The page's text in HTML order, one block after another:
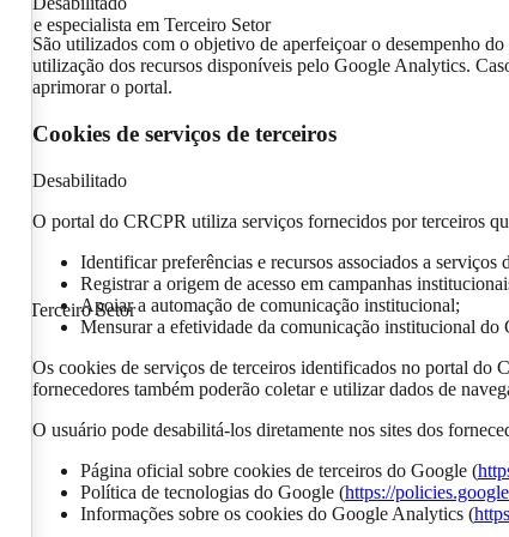
e especialista em Terceiro Setor
Terceiro Setor
São utilizados com o objetivo de aperfeiçoar o desempenho
utilização dos recursos disponíveis pelo Google Analytics.
aprimorar o portal.
Cookies de serviços de terceiros
Desabilitado
O portal do CRCPR utiliza serviços fornecidos por terceiros
Identificar preferências e recursos associados a serviços
Registrar a origem de acesso em campanhas
Apoiar a automação de comunicação institucional;
Mensurar a efetividade da comunicação institucional do
Os cookies de serviços de terceiros identificados no portal do
fornecedores também poderão coletar e utilizar dados de
O usuário pode desabilitá-los diretamente nos sites dos
Página oficial sobre cookies de terceiros do Google (
Política de tecnologias do Google (https://
Informações sobre os cookies do Google Analytics (